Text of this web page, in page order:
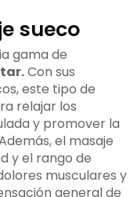
sueco
gama de
Con sus
este tipo de
relajar los
y promover la
el masaje
y el rango de
musculares y
general de